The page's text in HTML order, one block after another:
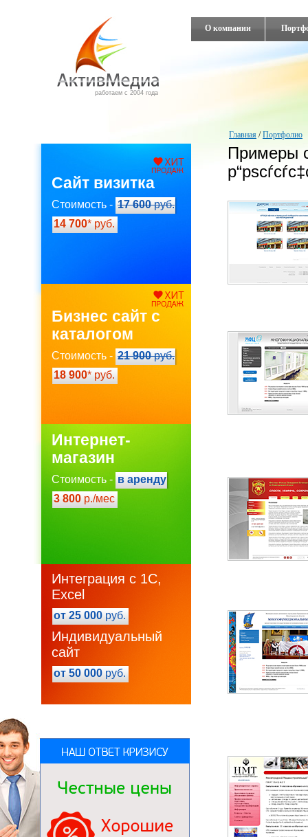
работаем с 2004 года
О компании
Главная /Портфолио
Сайт визитка
Стоимость - 17 600руб.
14 700* руб.
Бизнес сайт с
каталогом
Стоимость - 21 900руб.
18 900* руб.
Интернет-
магазин
Стоимость - в аренду
3 800 р./мес
Интеграция с 1С,
Excel
от 25 000 руб.
Индивидуальный
сайт
от 50 000 руб.
Примеры